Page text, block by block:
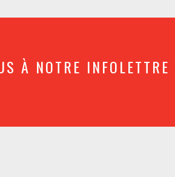
À NOTRE INFOLETTRE